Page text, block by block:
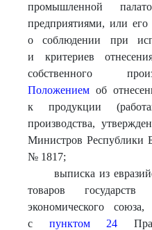
промышленной
предприятиями, или его
о соблюдении при
и критериев
собственного
Положением об
к продукции
производства,
Министров Республики
№ 1817;
выписка из
товаров
экономического
с пунктом 24